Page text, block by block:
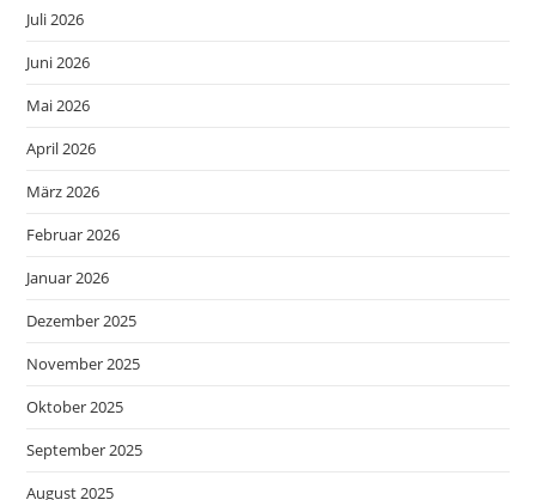
Juli 2026
Juni 2026
Mai 2026
April 2026
März 2026
Februar 2026
Januar 2026
Dezember 2025
November 2025
Oktober 2025
September 2025
August 2025